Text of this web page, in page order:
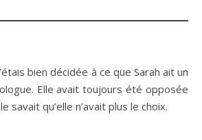
bien décidée à ce que Sarah ait un
Elle avait toujours été opposée
savait qu’elle n’avait plus le choix.